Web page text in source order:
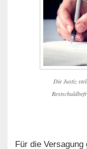
Die Justiz
Für die Versagung